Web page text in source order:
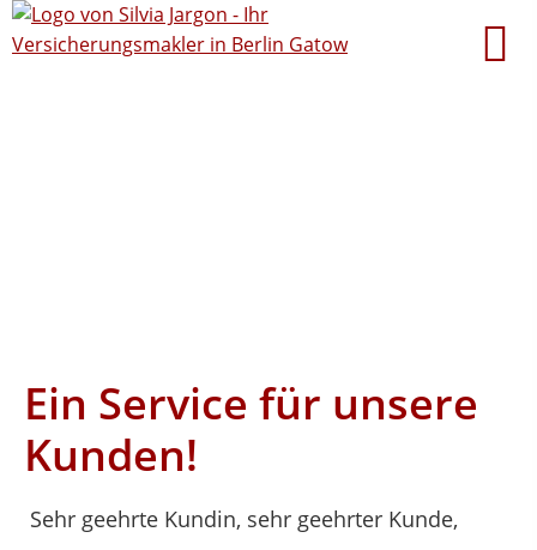
Ein Service für unsere
Kunden!
Sehr geehrte Kundin, sehr geehrter Kunde,